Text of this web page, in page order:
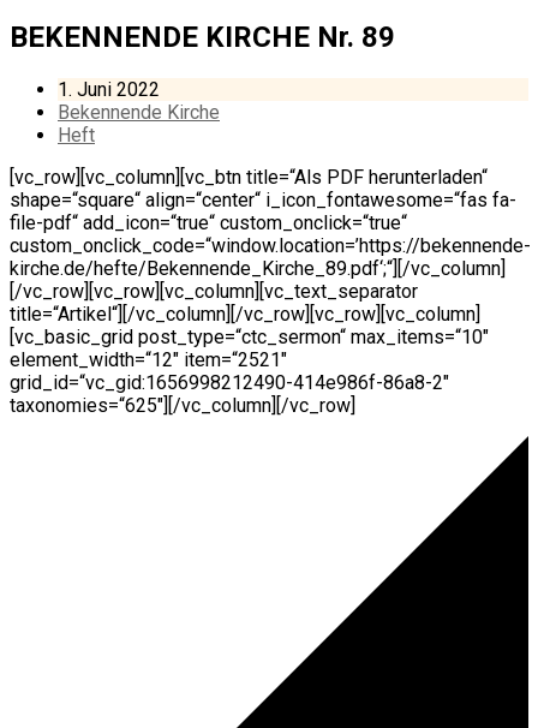
BEKENNENDE KIRCHE Nr. 89
1. Juni 2022
Bekennende Kirche
Heft
[vc_row][vc_column][vc_btn title=“Als PDF herunterladen“
shape=“square“ align=“center“ i_icon_fontawesome=“fas fa-
file-pdf“ add_icon=“true“ custom_onclick=“true“
custom_onclick_code=“window.location=’https://bekennende-
kirche.de/hefte/Bekennende_Kirche_89.pdf‘;“][/vc_column]
[/vc_row][vc_row][vc_column][vc_text_separator
title=“Artikel“][/vc_column][/vc_row][vc_row][vc_column]
[vc_basic_grid post_type=“ctc_sermon“ max_items=“10″
element_width=“12″ item=“2521″
grid_id=“vc_gid:1656998212490-414e986f-86a8-2″
taxonomies=“625″][/vc_column][/vc_row]